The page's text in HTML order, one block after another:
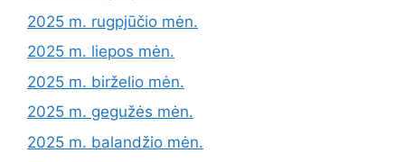
2025 m. rugpjūčio mėn.
2025 m. liepos mėn.
2025 m. birželio mėn.
2025 m. gegužės mėn.
2025 m. balandžio mėn.